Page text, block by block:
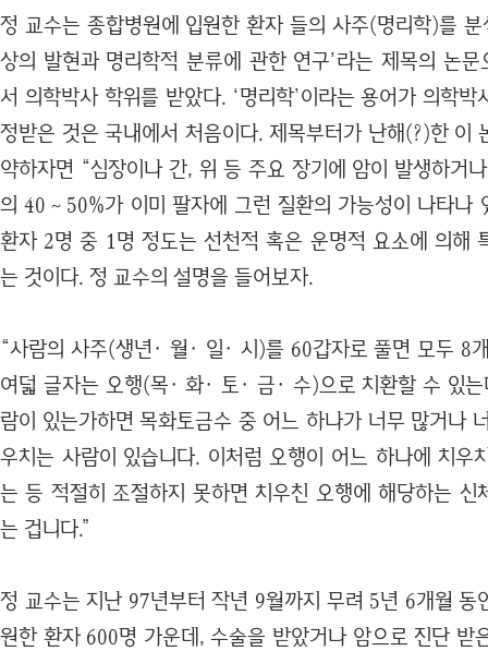
정 교수는 종합병원에 입원한 환자 들의 사주(명리학)를
상의 발현과 명리학적 분류에 관한 연구’라는 제목의 논
서 의학박사 학위를 받았다. ‘명리학’이라는 용어가 의학
정받은 것은 국내에서 처음이다. 제목부터가 난해(?)한 이
약하자면 “심장이나 간, 위 등 주요 장기에 암이 발생하거
의 40～50%가 이미 팔자에 그런 질환의 가능성이 나타나
환자 2명 중 1명 정도는 선천적 혹은 운명적 요소에 의해
는 것이다. 정 교수의 설명을 들어보자.
“사람의 사주(생년· 월· 일· 시)를 60갑자로 풀면 모두 8
여덟 글자는 오행(목· 화· 토· 금· 수)으로 치환할 수 있
람이 있는가하면 목화토금수 중 어느 하나가 너무 많거나
우치는 사람이 있습니다. 이처럼 오행이 어느 하나에 치우
는 등 적절히 조절하지 못하면 치우친 오행에 해당하는 신
는 겁니다.”
정 교수는 지난 97년부터 작년 9월까지 무려 5년 6개월 동
원한 환자 600명 가운데, 수술을 받았거나 암으로 진단 받